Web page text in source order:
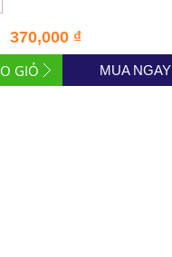
370,000 ₫
MUA NGAY